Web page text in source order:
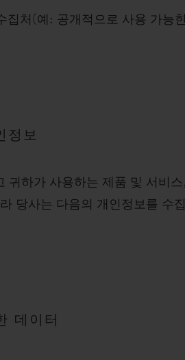
집처(예: 공개적으로 사용 가능
정보
귀하가 사용하는 제품 및 서비
당사는 다음의 개인정보를 수
데이터